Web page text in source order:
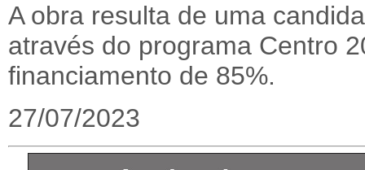
A obra resulta de uma
através do programa Centro
financiamento de 85%.
27/07/2023